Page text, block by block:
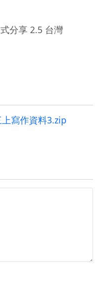
分享 2.5 台灣
寫作資料3.zip